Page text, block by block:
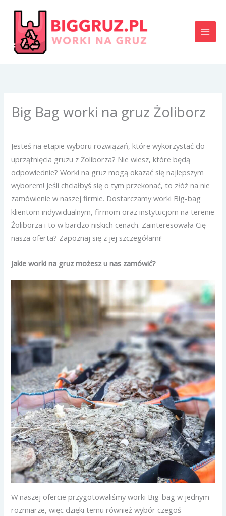
Big Bag worki na gruz Żoliborz
Jesteś na etapie wyboru rozwiązań, które wykorzystać do
uprzątnięcia gruzu z Żoliborza? Nie wiesz, które będą
odpowiednie? Worki na gruz mogą okazać się najlepszym
wyborem! Jeśli chciałbyś się o tym przekonać, to złóż na nie
zamówienie w naszej firmie. Dostarczamy worki Big-bag
klientom indywidualnym, firmom oraz instytucjom na terenie
Żoliborza i to w bardzo niskich cenach. Zainteresowała Cię
nasza oferta? Zapoznaj się z jej szczegółami!
Jakie worki na gruz możesz u nas zamówić?
W naszej ofercie przygotowaliśmy worki Big-bag w jednym
rozmiarze, więc dzięki temu również wybór czegoś